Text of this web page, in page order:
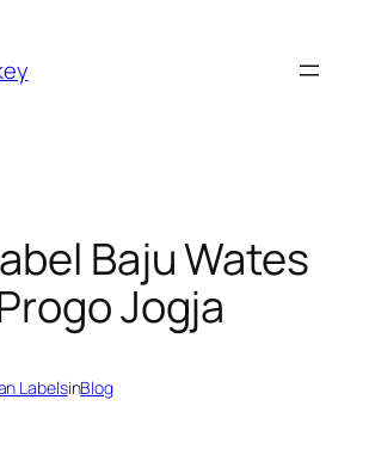
Baju Wates
Jogja
LabelsinBlog